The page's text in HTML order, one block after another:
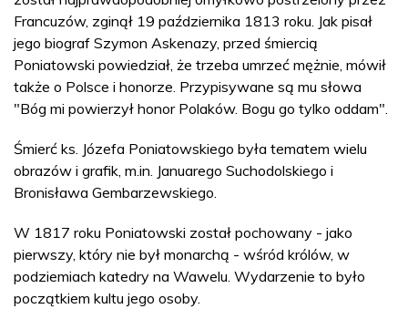
Francuzów, zginął 19 października 1813 roku. Jak pisał
jego biograf Szymon Askenazy, przed śmiercią
Poniatowski powiedział, że trzeba umrzeć mężnie, mówił
także o Polsce i honorze. Przypisywane są mu słowa
"Bóg mi powierzył honor Polaków. Bogu go tylko oddam".
Śmierć ks. Józefa Poniatowskiego była tematem wielu
obrazów i grafik, m.in. Januarego Suchodolskiego i
Bronisława Gembarzewskiego.
W 1817 roku Poniatowski został pochowany - jako
pierwszy, który nie był monarchą - wśród królów, w
podziemiach katedry na Wawelu. Wydarzenie to było
początkiem kultu jego osoby.